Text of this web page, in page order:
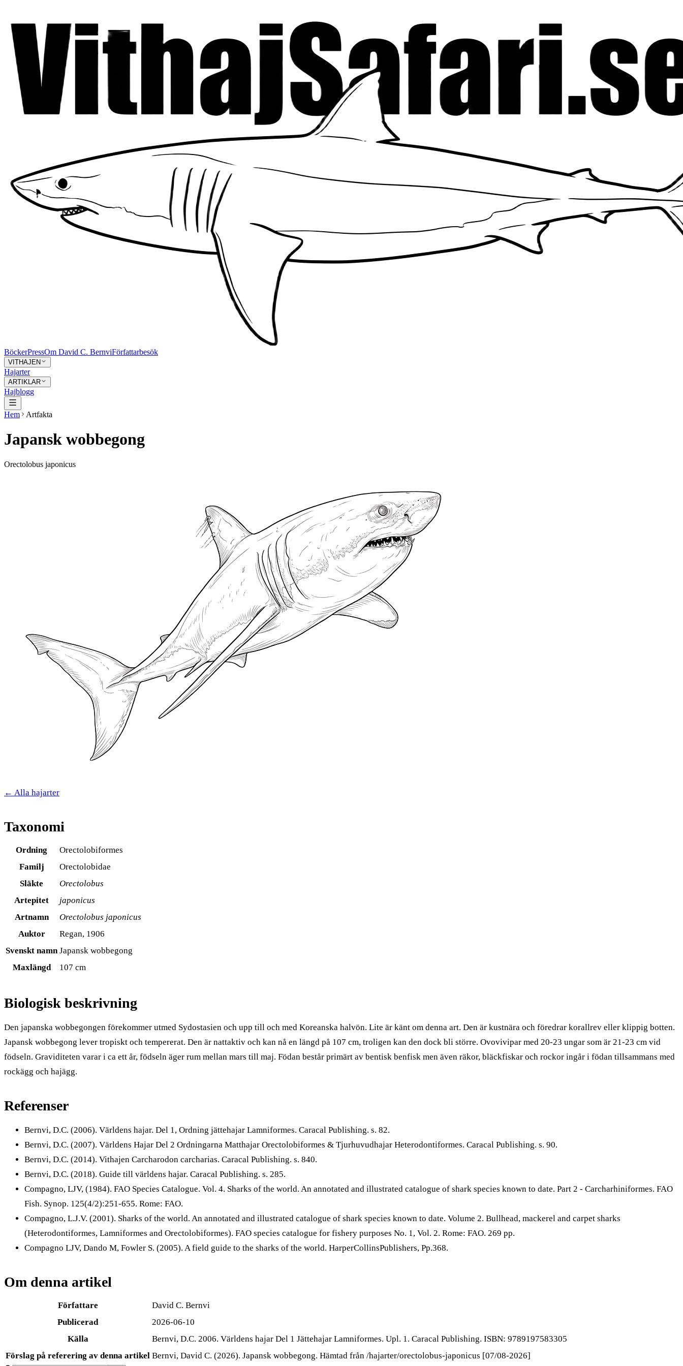
BöckerPressOm David C. BernviFörfattarbesök
VITHAJEN
Hajarter
ARTIKLAR
Hajblogg
Hem Artfakta
Japansk wobbegong
Orectolobus japonicus
← Alla hajarter
Taxonomi
Ordning
Orectolobiformes
Familj
Orectolobidae
Släkte
Orectolobus
Artepitet
japonicus
Artnamn
Orectolobus japonicus
Auktor
Regan, 1906
Svenskt namn Japansk wobbegong
Maxlängd
107 cm
Biologisk beskrivning
Den japanska wobbegongen förekommer utmed Sydostasien och upp till och med Koreanska halvön. Lite är känt om denna art. Den är kustnära och föredrar korallrev eller klippig botten.
Japansk wobbegong lever tropiskt och tempererat. Den är nattaktiv och kan nå en längd på 107 cm, troligen kan den dock bli större. Ovovivipar med 20-23 ungar som är 21-23 cm vid
födseln. Graviditeten varar i ca ett år, födseln äger rum mellan mars till maj. Födan består primärt av bentisk benfisk men även räkor, bläckfiskar och rockor ingår i födan tillsammans med
rockägg och hajägg.
Referenser
Bernvi, D.C. (2006). Världens hajar. Del 1, Ordning jättehajar Lamniformes. Caracal Publishing. s. 82.
Bernvi, D.C. (2007). Världens Hajar Del 2 Ordningarna Matthajar Orectolobiformes & Tjurhuvudhajar Heterodontiformes. Caracal Publishing. s. 90.
Bernvi, D.C. (2014). Vithajen Carcharodon carcharias. Caracal Publishing. s. 840.
Bernvi, D.C. (2018). Guide till världens hajar. Caracal Publishing. s. 285.
Compagno, LJV, (1984). FAO Species Catalogue. Vol. 4. Sharks of the world. An annotated and illustrated catalogue of shark species known to date. Part 2 - Carcharhiniformes. FAO
Fish. Synop. 125(4/2):251-655. Rome: FAO.
Compagno, L.J.V. (2001). Sharks of the world. An annotated and illustrated catalogue of shark species known to date. Volume 2. Bullhead, mackerel and carpet sharks
(Heterodontiformes, Lamniformes and Orectolobiformes). FAO species catalogue for fishery purposes No. 1, Vol. 2. Rome: FAO. 269 pp.
Compagno LJV, Dando M, Fowler S. (2005). A field guide to the sharks of the world. HarperCollinsPublishers, Pp.368.
Om denna artikel
Författare
David C. Bernvi
Publicerad
2026-06-10
Källa
Bernvi, D.C. 2006. Världens hajar Del 1 Jättehajar Lamniformes. Upl. 1. Caracal Publishing. ISBN: 9789197583305
Förslag på referering av denna artikel Bernvi, David C. (2026). Japansk wobbegong. Hämtad från /hajarter/orectolobus-japonicus [07/08-2026]